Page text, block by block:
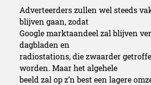
Adverteerders zullen wel steeds
blijven gaan, zodat
Google marktaandeel zal blijven
dagbladen en
radiostations, die zwaarder
worden. Maar het algehele
beeld zal op z’n best een lagere